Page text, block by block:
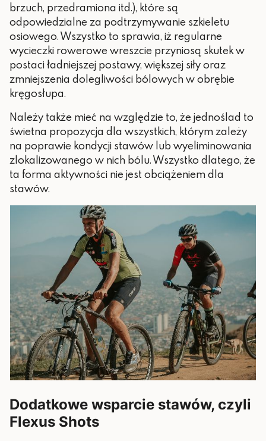
brzuch, przedramiona itd.), które są
odpowiedzialne za podtrzymywanie szkieletu
osiowego. Wszystko to sprawia, iż regularne
wycieczki rowerowe wreszcie przyniosą skutek w
postaci ładniejszej postawy, większej siły oraz
zmniejszenia dolegliwości bólowych w obrębie
kręgosłupa.
Należy także mieć na względzie to, że jednoślad to
świetna propozycja dla wszystkich, którym zależy
na poprawie kondycji stawów lub wyeliminowania
zlokalizowanego w nich bólu. Wszystko dlatego, że
ta forma aktywności nie jest obciążeniem dla
stawów.
Dodatkowe wsparcie stawów, czyli
Flexus Shots